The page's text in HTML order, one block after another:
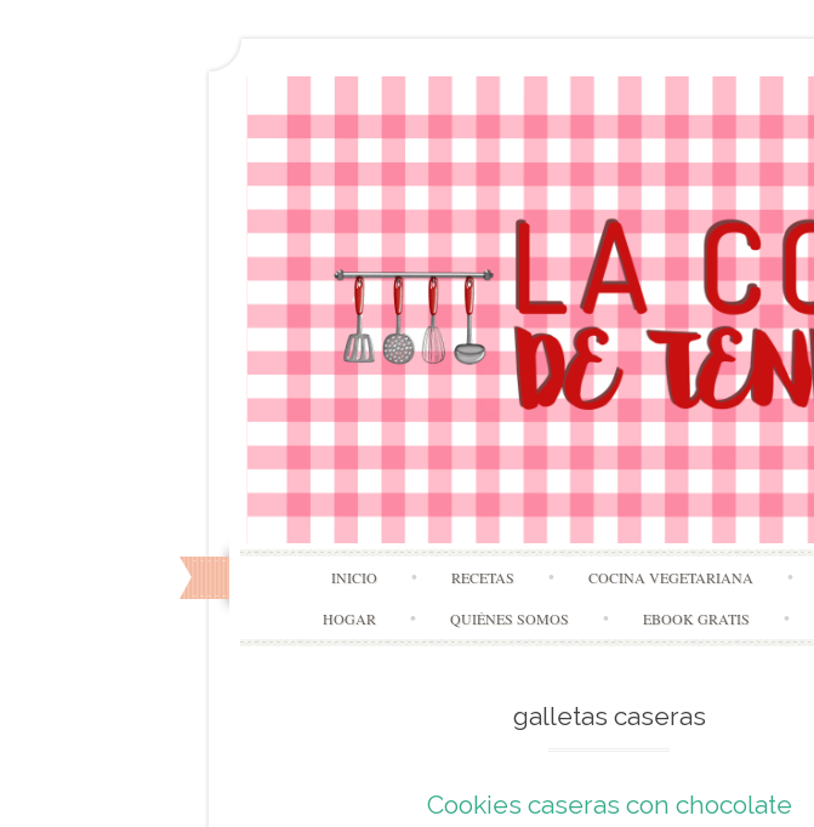
INICIO RECETAS COCINA VEGETARIANA
HOGAR QUIÉNES SOMOS EBOOK GRATIS
galletas caseras
Cookies caseras con chocolate